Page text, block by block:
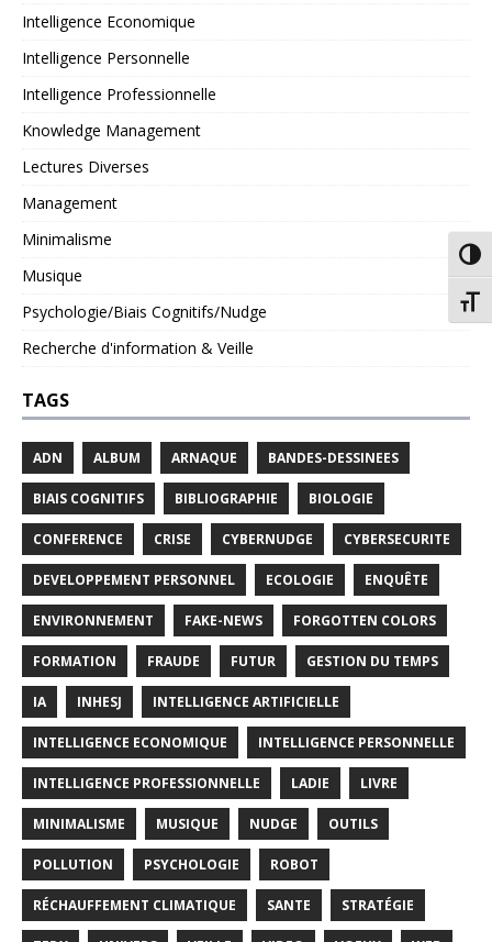
Intelligence Economique
Intelligence Personnelle
Intelligence Professionnelle
Knowledge Management
Lectures Diverses
Management
Minimalisme
Musique
Psychologie/Biais Cognitifs/Nudge
Recherche d'information & Veille
TAGS
ADN ALBUM ARNAQUE BANDES-DESSINEES
BIAIS COGNITIFS BIBLIOGRAPHIE BIOLOGIE
CONFERENCE CRISE CYBERNUDGE CYBERSECURITE
DEVELOPPEMENT PERSONNEL ECOLOGIE ENQUÊTE
ENVIRONNEMENT FAKE-NEWS FORGOTTEN COLORS
FORMATION FRAUDE FUTUR GESTION DU TEMPS
IA INHESJ INTELLIGENCE ARTIFICIELLE
INTELLIGENCE ECONOMIQUE INTELLIGENCE PERSONNELLE
INTELLIGENCE PROFESSIONNELLE LADIE LIVRE
MINIMALISME MUSIQUE NUDGE OUTILS
POLLUTION PSYCHOLOGIE ROBOT
RÉCHAUFFEMENT CLIMATIQUE SANTE STRATÉGIE